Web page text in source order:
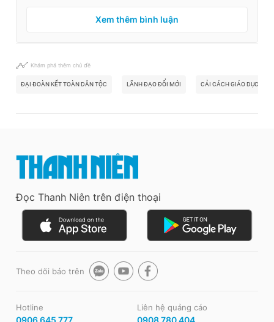
Xem thêm bình luận
Khám phá thêm chủ đề
ĐẠI ĐOÀN KẾT TOÀN DÂN TỘC LÃNH ĐẠO ĐỔI MỚI CẢI CÁCH GIÁO DỤC
Đọc Thanh Niên trên điện thoại
Theo dõi báo trên
Hotline
0906 645 777
Liên hệ quảng cáo
0908 780 404